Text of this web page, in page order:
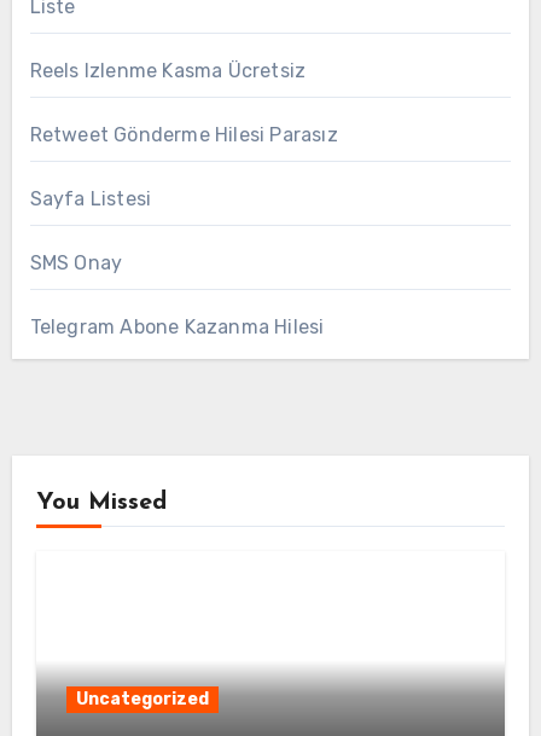
Liste
Reels Izlenme Kasma Ücretsiz
Retweet Gönderme Hilesi Parasız
Sayfa Listesi
SMS Onay
Telegram Abone Kazanma Hilesi
You Missed
Uncategorized